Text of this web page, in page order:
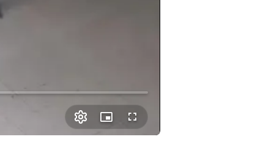
Picture-
in-
Fullscreen